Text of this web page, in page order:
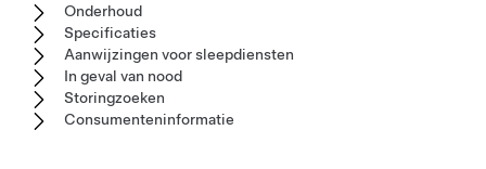
Onderhoud
Specificaties
Aanwijzingen voor sleepdiensten
In geval van nood
Storingzoeken
Consumenteninformatie